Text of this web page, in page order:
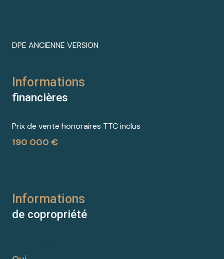
DPE ANCIENNE VERSION
Informations
financières
Prix de vente honoraires TTC inclus
190 000 €
Informations
de copropriété